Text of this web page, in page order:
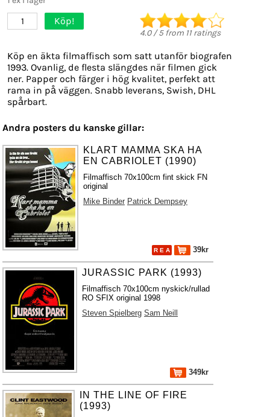
1 Köp!
4.0/5from 11ratings
Köp en äkta filmaffisch som satt utanför biografen
1993. Ovanlig, de flesta slängdes när filmen gick
ner. Papper och färger i hög kvalitet, perfekt att
rama in på väggen. Snabb leverans, Swish, DHL
spårbart.
Andra posters du kanske gillar:
KLART MAMMA SKA HA
EN CABRIOLET (1990)
Filmaffisch 70x100cm fint skick FN
original
Mike Binder Patrick Dempsey
R E A 39kr
JURASSIC PARK (1993)
Filmaffisch 70x100cm nyskick/rullad
RO SFIX original 1998
Steven Spielberg Sam Neill
349kr
IN THE LINE OF FIRE
(1993)